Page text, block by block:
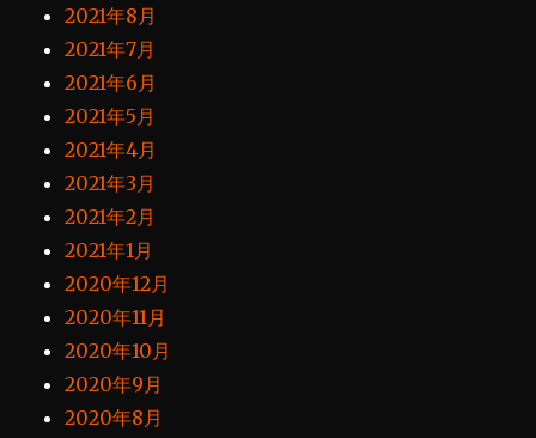
2021年8月
2021年7月
2021年6月
2021年5月
2021年4月
2021年3月
2021年2月
2021年1月
2020年12月
2020年11月
2020年10月
2020年9月
2020年8月